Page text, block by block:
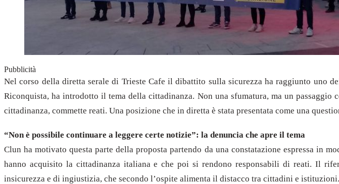
Pubblicità
Nel corso della diretta serale di Trieste Cafe il dibattito sulla sicurezza ha raggiunto uno
Riconquista, ha introdotto il tema della cittadinanza. Non una sfumatura, ma un
cittadinanza, commette reati. Una posizione che in diretta è stata presentata come una
“Non è possibile continuare a leggere certe notizie”: la denuncia che apre il tema
Clun ha motivato questa parte della proposta partendo da una constatazione espressa in
hanno acquisito la cittadinanza italiana e che poi si rendono responsabili di reati. Il
insicurezza e di ingiustizia, che secondo l’ospite alimenta il distacco tra cittadini e istituzioni.